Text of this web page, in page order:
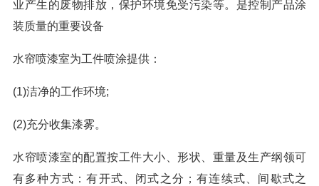
业产生的废物排放，保护环境免受污染等。是控制产品涂
装质量的重要设备
水帘喷漆室为工件喷涂提供：
(1)洁净的工作环境;
(2)充分收集漆雾。
水帘喷漆室的配置按工件大小、形状、重量及生产纲领可
有多种方式：有开式、闭式之分；有连续式、间歇式之